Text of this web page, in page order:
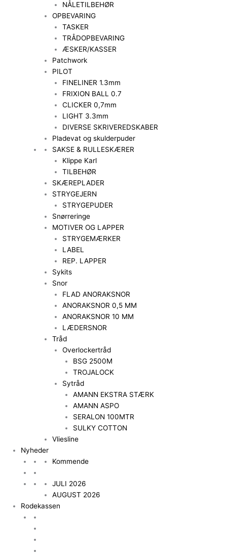
NÅLETILBEHØR
OPBEVARING
TASKER
TRÅDOPBEVARING
ÆSKER/KASSER
Patchwork
PILOT
FINELINER 1.3mm
FRIXION BALL 0.7
CLICKER 0,7mm
LIGHT 3.3mm
DIVERSE SKRIVEREDSKABER
Pladevat og skulderpuder
SAKSE & RULLESKÆRER
Klippe Karl
TILBEHØR
SKÆREPLADER
STRYGEJERN
STRYGEPUDER
Snørreringe
MOTIVER OG LAPPER
STRYGEMÆRKER
LABEL
REP. LAPPER
Sykits
Snor
FLAD ANORAKSNOR
ANORAKSNOR 0,5 MM
ANORAKSNOR 10 MM
LÆDERSNOR
Tråd
Overlockertråd
BSG 2500M
TROJALOCK
Sytråd
AMANN EKSTRA STÆRK
AMANN ASPO
SERALON 100MTR
SULKY COTTON
Vliesline
Nyheder
Kommende
JULI 2026
AUGUST 2026
Rodekassen